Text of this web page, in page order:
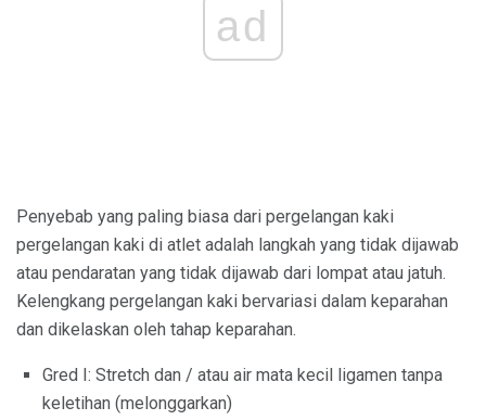
ad
Penyebab yang paling biasa dari pergelangan kaki
pergelangan kaki di atlet adalah langkah yang tidak dijawab
atau pendaratan yang tidak dijawab dari lompat atau jatuh.
Kelengkang pergelangan kaki bervariasi dalam keparahan
dan dikelaskan oleh tahap keparahan.
Gred I: Stretch dan / atau air mata kecil ligamen tanpa
keletihan (melonggarkan)